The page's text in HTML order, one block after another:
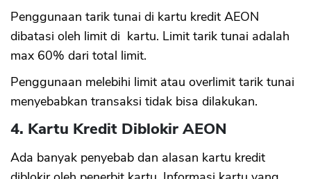
Penggunaan tarik tunai di kartu kredit AEON
dibatasi oleh limit di kartu. Limit tarik tunai adalah
max 60% dari total limit.
Penggunaan melebihi limit atau overlimit tarik tunai
menyebabkan transaksi tidak bisa dilakukan.
4. Kartu Kredit Diblokir AEON
Ada banyak penyebab dan alasan kartu kredit